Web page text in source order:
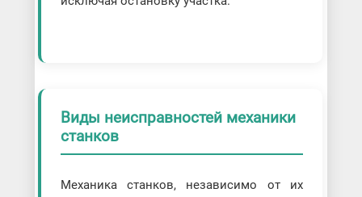
Виды неисправностей механики
станков
Механика станков, независимо от их